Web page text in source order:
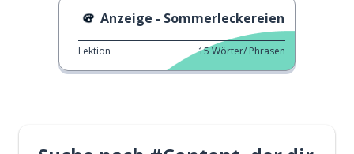
Anzeige - Sommerleckereien
Lektion 15Wörter/ Phrasen